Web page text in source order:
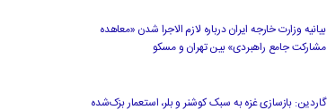
بیانیه وزارت خارجه ایران درباره لازم‌ الاجرا شدن «معاهده
مشارکت جامع راهبردی» بین تهران و مسکو
گاردین: بازسازی غزه به سبک کوشنر و بلر، استعمار بزک‌شده